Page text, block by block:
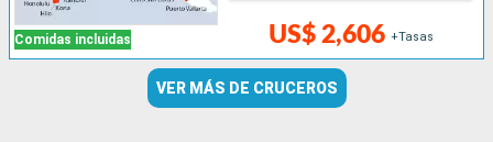
Comidas incluidas US$ 2,606 +Tasas
VER MÁS DE CRUCEROS